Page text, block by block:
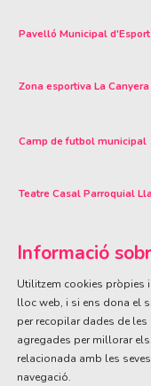
Pavelló Municipal
Zona esportiva La Canyera
Camp de futbol municipal
Teatre Casal Parroquial
ÀREA DE CULTURA
Olivareta, 38 · T. 972 83
Informació
Utilitzem cookies pròpies
lloc web, i si ens dona el
per recopilar dades de
agregades per millorar
relacionada amb les
navegació.